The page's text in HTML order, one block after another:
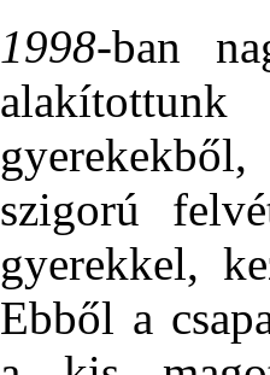
1998-ban
szigorú
gyerekkel,
Ebből a